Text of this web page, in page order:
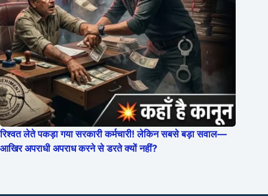
रिश्वत लेते पकड़ा गया सरकारी कर्मचारी! लेकिन सबसे बड़ा सवाल—
आखिर अपराधी अपराध करने से डरते क्यों नहीं?